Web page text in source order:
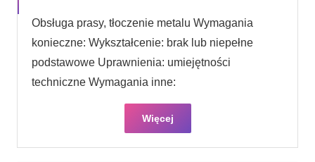
Obsługa prasy, tłoczenie metalu Wymagania
konieczne: Wykształcenie: brak lub niepełne
podstawowe Uprawnienia: umiejętności
techniczne Wymagania inne:
Więcej